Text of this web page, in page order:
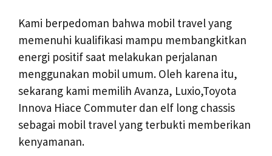
Kami berpedoman bahwa mobil travel yang
memenuhi kualifikasi mampu membangkitkan
energi positif saat melakukan perjalanan
menggunakan mobil umum. Oleh karena itu,
sekarang kami memilih Avanza, Luxio,Toyota
Innova Hiace Commuter dan elf long chassis
sebagai mobil travel yang terbukti memberikan
kenyamanan.